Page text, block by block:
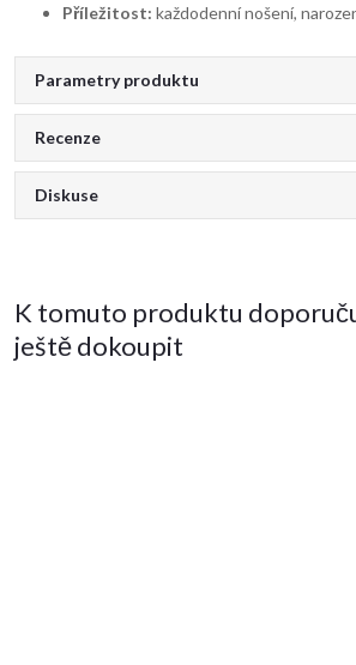
Příležitost: každodenní nošení,
Parametry produktu
Recenze
Diskuse
K tomuto produktu
ještě dokoupit